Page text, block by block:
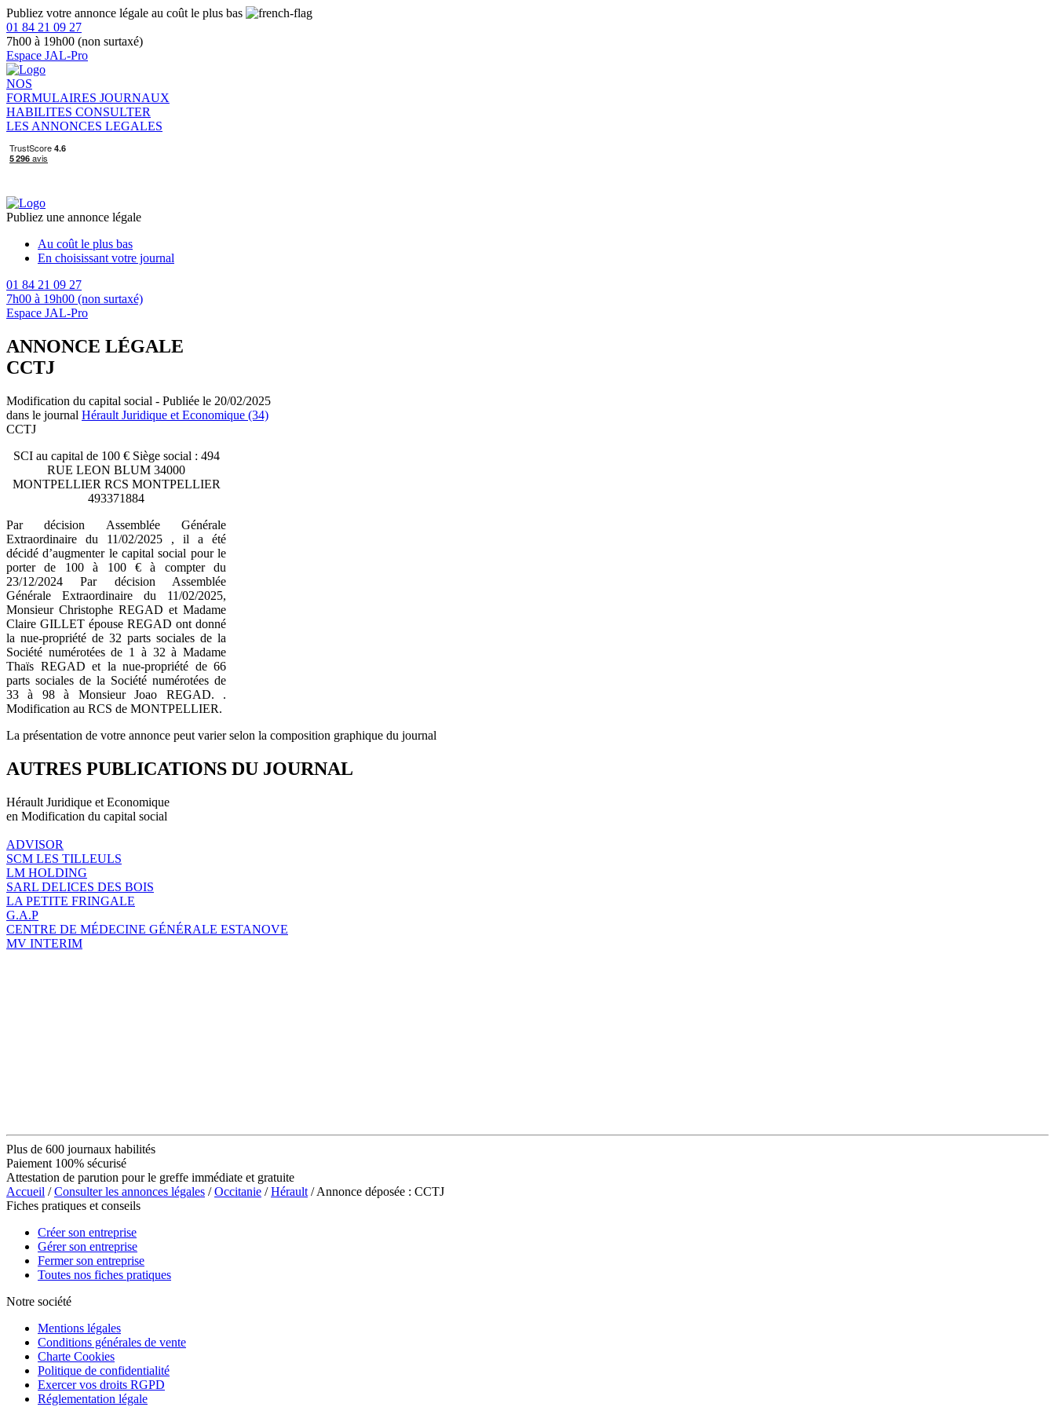
Publiez votre annonce légale au coût le plus bas
01 84 21 09 27
7h00 à 19h00 (non surtaxé)
Espace JAL-Pro
NOS
FORMULAIRES JOURNAUX
HABILITES CONSULTER
LES ANNONCES LEGALES
Publiez une annonce légale
Au coût le plus bas
En choisissant votre journal
01 84 21 09 27
7h00 à 19h00 (non surtaxé)
Espace JAL-Pro
ANNONCE LÉGALE
CCTJ
Modification du capital social - Publiée le 20/02/2025
dans le journal Hérault Juridique et Economique (34)
CCTJ
SCI au capital de 100 € Siège social : 494
RUE LEON BLUM 34000
MONTPELLIER RCS MONTPELLIER
493371884
Par décision Assemblée Générale
Extraordinaire du 11/02/2025 , il a été
décidé d’augmenter le capital social pour le
porter de 100 à 100 € à compter du
23/12/2024 Par décision Assemblée
Générale Extraordinaire du 11/02/2025,
Monsieur Christophe REGAD et Madame
Claire GILLET épouse REGAD ont donné
la nue-propriété de 32 parts sociales de la
Société numérotées de 1 à 32 à Madame
Thaïs REGAD et la nue-propriété de 66
parts sociales de la Société numérotées de
33 à 98 à Monsieur Joao REGAD. .
Modification au RCS de MONTPELLIER.
La présentation de votre annonce peut varier selon la composition graphique du journal
AUTRES PUBLICATIONS DU JOURNAL
Hérault Juridique et Economique
en Modification du capital social
ADVISOR
SCM LES TILLEULS
LM HOLDING
SARL DELICES DES BOIS
LA PETITE FRINGALE
G.A.P
CENTRE DE MÉDECINE GÉNÉRALE ESTANOVE
MV INTERIM
Plus de 600 journaux habilités
Paiement 100% sécurisé
Attestation de parution pour le greffe immédiate et gratuite
Accueil /Consulter les annonces légales /Occitanie /Hérault / Annonce déposée : CCTJ
Fiches pratiques et conseils
Créer son entreprise
Gérer son entreprise
Fermer son entreprise
Toutes nos fiches pratiques
Notre société
Mentions légales
Conditions générales de vente
Charte Cookies
Politique de confidentialité
Exercer vos droits RGPD
Réglementation légale